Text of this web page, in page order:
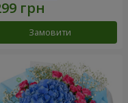
Замовити